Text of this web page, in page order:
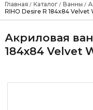
Главная / Каталог / Ванны /
RIHO Desire R 184x84 Velvet
Акриловая
184x84 Velvet